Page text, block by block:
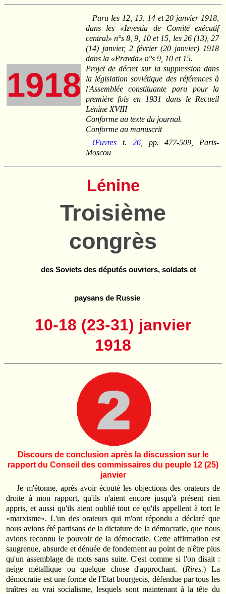
1918
Paru les 12, 13, 14 et 20 janvier 1918,
dans les «Izvestia de Comité exécutif
central» n°s 8, 9, 10 et 15, les 26 (13), 27
(14) janvier, 2 février (20 janvier) 1918
dans la «Pravda» n°s 9, 10 et 15.
Projet de décret sur la suppression dans
la législation soviétique des références à
l'Assemblée constituante paru pour la
première fois en 1931 dans le Recueil
Lénine XVIII
Conforme au texte du journal.
Conforme au manuscrit
Œuvrest. 26, pp. 477-509, Paris-
Moscou
Lénine
Troisième
congrès
des Soviets des députés ouvriers, soldats et
paysans de Russie
10-18 (23-31) janvier
1918
Discours de conclusion après la discussion sur le
rapport du Conseil des commissaires du peuple 12 (25)
janvier
Je m'étonne, après avoir écouté les objections des orateurs de
droite à mon rapport, qu'ils n'aient encore jusqu'à présent rien
appris, et aussi qu'ils aient oublié tout ce qu'ils appellent à tort le
«marxisme». L'un des orateurs qui m'ont répondu a déclaré que
nous avions été partisans de la dictature de la démocratie, que nous
avions reconnu le pouvoir de la démocratie. Cette affirmation est
saugrenue, absurde et dénuée de fondement au point de n'être plus
qu'un assemblage de mots sans suite. C'est comme si l'on disait :
neige métallique ou quelque chose d'approchant. (Rires.) La
démocratie est une forme de l'Etat bourgeois, défendue par tous les
traîtres au vrai socialisme, lesquels sont maintenant à la tête du